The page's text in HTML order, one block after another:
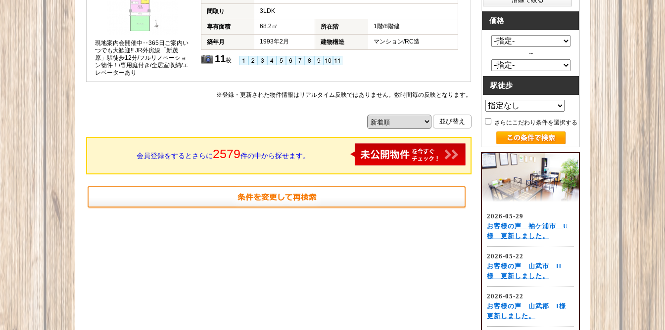
現地案内会開催中‥365日ご案内い
つでも大歓迎!! JR外房線「新茂
原」駅徒歩12分/フルリノベーショ
ン物件！/専用庭付き/全居室収納/エ
レベーターあり
間取り 3LDK
専有面積 68.2㎡ 所在階 1階/8階建
築年月 1993年2月 建物構造 マンション/RC造
11枚
※登録・更新された物件情報はリアルタイム反映ではありません。数時間毎の反映となります。
会員登録をするとさらに2579件の中から探せます。
価格
～
駅徒歩
さらにこだわり条件を選択する